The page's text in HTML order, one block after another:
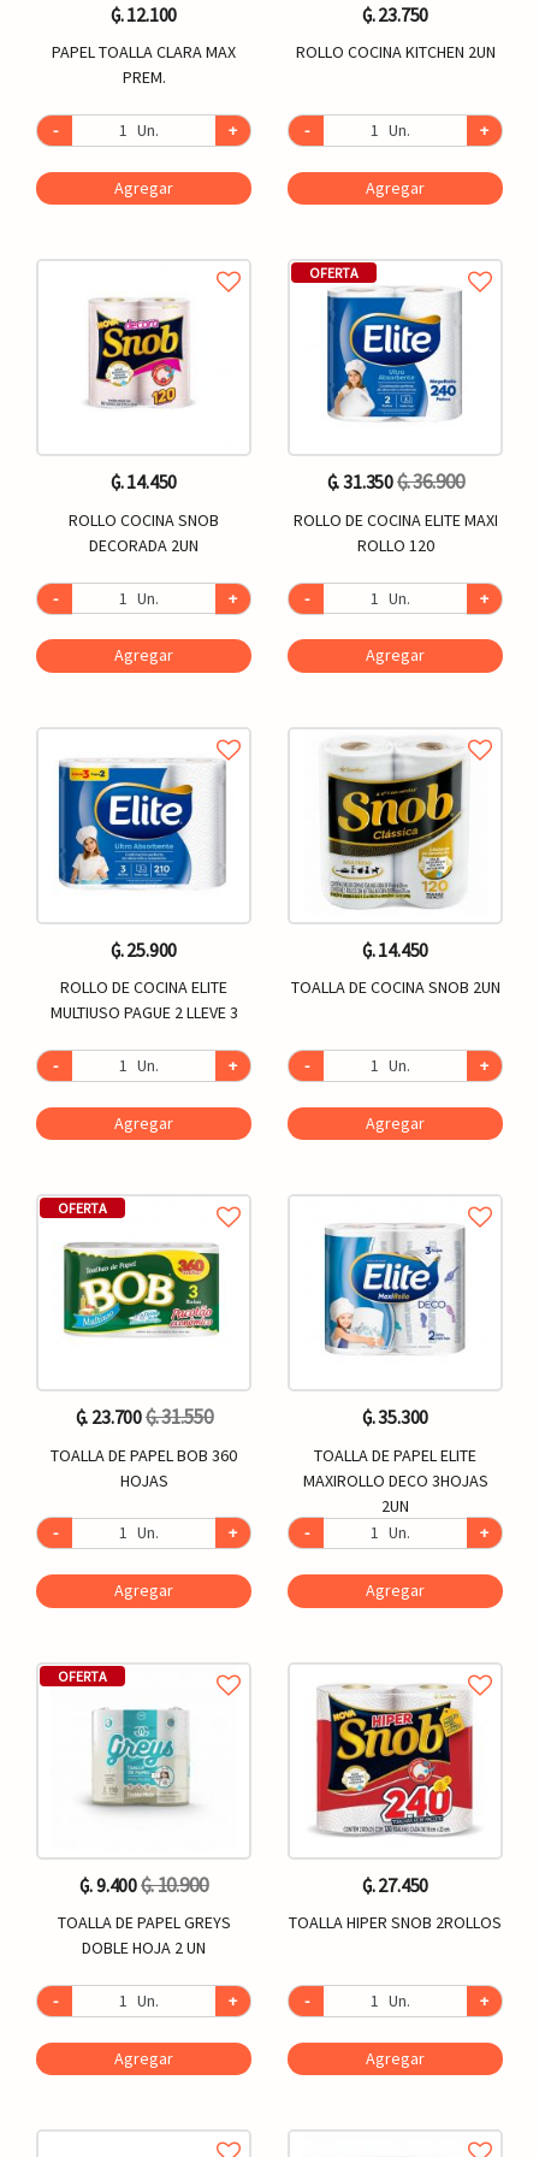
₲. 12.100
PAPEL TOALLA CLARA MAX
PREM.
- Un. +
Agregar
₲. 23.750
ROLLO COCINA KITCHEN 2UN
- Un. +
Agregar
₲. 14.450
ROLLO COCINA SNOB
DECORADA 2UN
- Un. +
Agregar
OFERTA
₲. 31.350₲. 36.900
ROLLO DE COCINA ELITE MAXI
ROLLO 120
- Un. +
Agregar
₲. 25.900
ROLLO DE COCINA ELITE
MULTIUSO PAGUE 2 LLEVE 3
- Un. +
Agregar
₲. 14.450
TOALLA DE COCINA SNOB 2UN
- Un. +
Agregar
OFERTA
₲. 23.700₲. 31.550
TOALLA DE PAPEL BOB 360
HOJAS
- Un. +
Agregar
₲. 35.300
TOALLA DE PAPEL ELITE
MAXIROLLO DECO 3HOJAS
2UN
-
Un. +
Agregar
OFERTA
₲. 9.400₲. 10.900
TOALLA DE PAPEL GREYS
DOBLE HOJA 2 UN
- Un. +
Agregar
₲. 27.450
TOALLA HIPER SNOB 2ROLLOS
- Un. +
Agregar